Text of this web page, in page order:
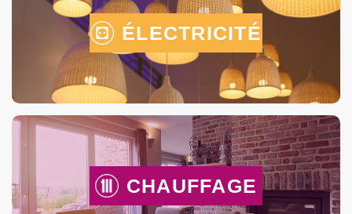
ÉLECTRICITÉ
CHAUFFAGE